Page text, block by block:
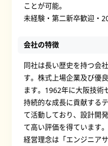
ことが可能。
未経験・第二新卒歓迎・
会社の特徴
同社は長い歴史を持つ会
す。株式上場企業及び優
ます。1962年に大阪技術
持続的な成長に貢献する
て活動しており、設計開
て高い評価を得ています。
経営理念は「エンジニア